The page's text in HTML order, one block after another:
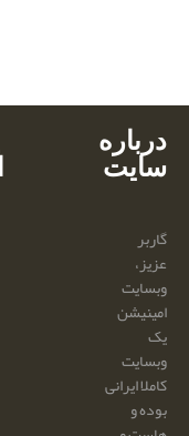
درباره
سایت
گاربر
عزیز،
وبسایت
امینیشن
یک
وبسایت
کاملا ایرانی
بوده و